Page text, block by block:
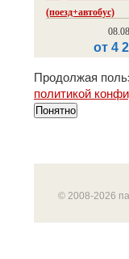
(поезд+автобус)
от 4
Продолжая
политикой
Понятно
© 2008-2026